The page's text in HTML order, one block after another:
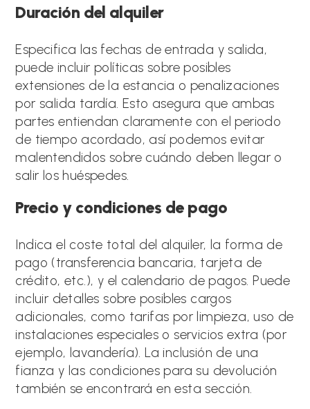
Duración del alquiler
Especifica las fechas de entrada y salida,
puede incluir políticas sobre posibles
extensiones de la estancia o penalizaciones
por salida tardía. Esto asegura que ambas
partes entiendan claramente con el periodo
de tiempo acordado, así podemos evitar
malentendidos sobre cuándo deben llegar o
salir los huéspedes.
Precio y condiciones de pago
Indica el coste total del alquiler, la forma de
pago (transferencia bancaria, tarjeta de
crédito, etc.), y el calendario de pagos. Puede
incluir detalles sobre posibles cargos
adicionales, como tarifas por limpieza, uso de
instalaciones especiales o servicios extra (por
ejemplo, lavandería). La inclusión de una
fianza y las condiciones para su devolución
también se encontrará en esta sección.